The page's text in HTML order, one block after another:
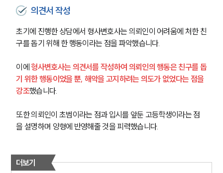
의견서 작성
초기에 진행한 상담에서 형사변호사는 의뢰인이 어려움에 처한 친
구를 돕기 위해 한 행동이라는 점을 파악했습니다.
이에 형사변호사는 의견서를 작성하여 의뢰인의 행동은 친구를 돕
기 위한 행동이었을 뿐, 해악을 고지하려는 의도가 없었다는 점을
강조했습니다.
또한 의뢰인이 초범이라는 점과 입시를 앞둔 고등학생이라는 점
을 설명하며 양형에 반영해줄 것을 피력했습니다.
더보기